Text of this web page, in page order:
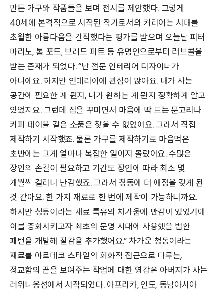
만든 가구와 작품들을 보며 전시를 제안했다. 그렇게
40세에 본격적으로 시작된 작가로서의 커리어는 시대를
초월한 아름다움을 간직했다는 평가를 받으며 오늘날 피터
마리노, 톰 포드, 브래드 피트 등 유명인으로부터 러브콜을
받는 존재가 되었다. “난 전문 인테리어 디자이너가
아니에요. 하지만 인테리어에 관심이 많아요. 내가 사는
공간에 필요한 게 뭔지, 내가 원하는 게 뭔지 정확하게 알고
있었지요. 그런데 집을 꾸미면서 마음에 딱 드는 문고리나
커피 테이블 같은 소품은 찾을 수 없었어요. 그래서 직접
제작하기 시작했죠. 물론 가구를 제작하기로 마음먹은
초반에는 그게 얼마나 복잡한 일이지 몰랐어요. 수많은
장인의 손길이 필요하고 기간도 장인에 따라 최소 몇
개월씩 걸리니 난감했죠. 그래서 청동에 더 애정을 갖게 된
것 같아요. 한 가지 재료로 한 번에 제작이 가능하니까요.
하지만 청동이라는 재료 특유의 차가움에 반감이 있었기에
이를 중화시키고자 최초의 문명 시대에 사용했을 법한
패턴을 개발해 질감을 추가했어요.” 차가운 청동이라는
재료를 아르데코 스타일의 회화적 접근으로 다루는,
정교함의 끝을 보여주는 작업에 대한 영감은 아버지가 사는
레위니옹섬에서 시작되었다. 아프리카, 인도, 동남아시아